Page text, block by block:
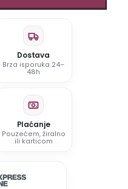
Dostava
Brza isporuka 24–
48h
Plaćanje
Pouzećem, žiralno
ili karticom